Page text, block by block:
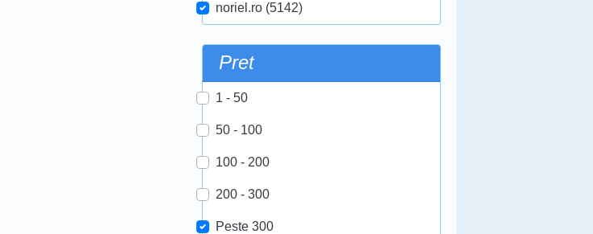
noriel.ro (5142)
Pret
1 - 50
50 - 100
100 - 200
200 - 300
Peste 300